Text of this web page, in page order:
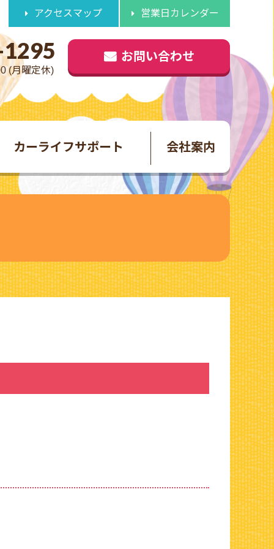
アクセスマップ 営業日カレンダー
(月曜定休)
お問い合わせ
カーライフサポート 会社案内